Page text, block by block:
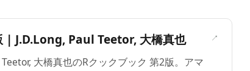
| J.D.Long, Paul Teetor, 大橋真也
大橋真也のRクックブック 第2版。アマ